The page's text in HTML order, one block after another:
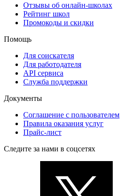
Отзывы об онлайн-школах
Рейтинг школ
Промокоды и скидки
Помощь
Для соискателя
Для работодателя
API сервиса
Служба поддержки
Документы
Соглашение с пользователем
Правила оказания услуг
Прайс-лист
Следите за нами в соцсетях